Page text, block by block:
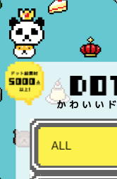
かわいい